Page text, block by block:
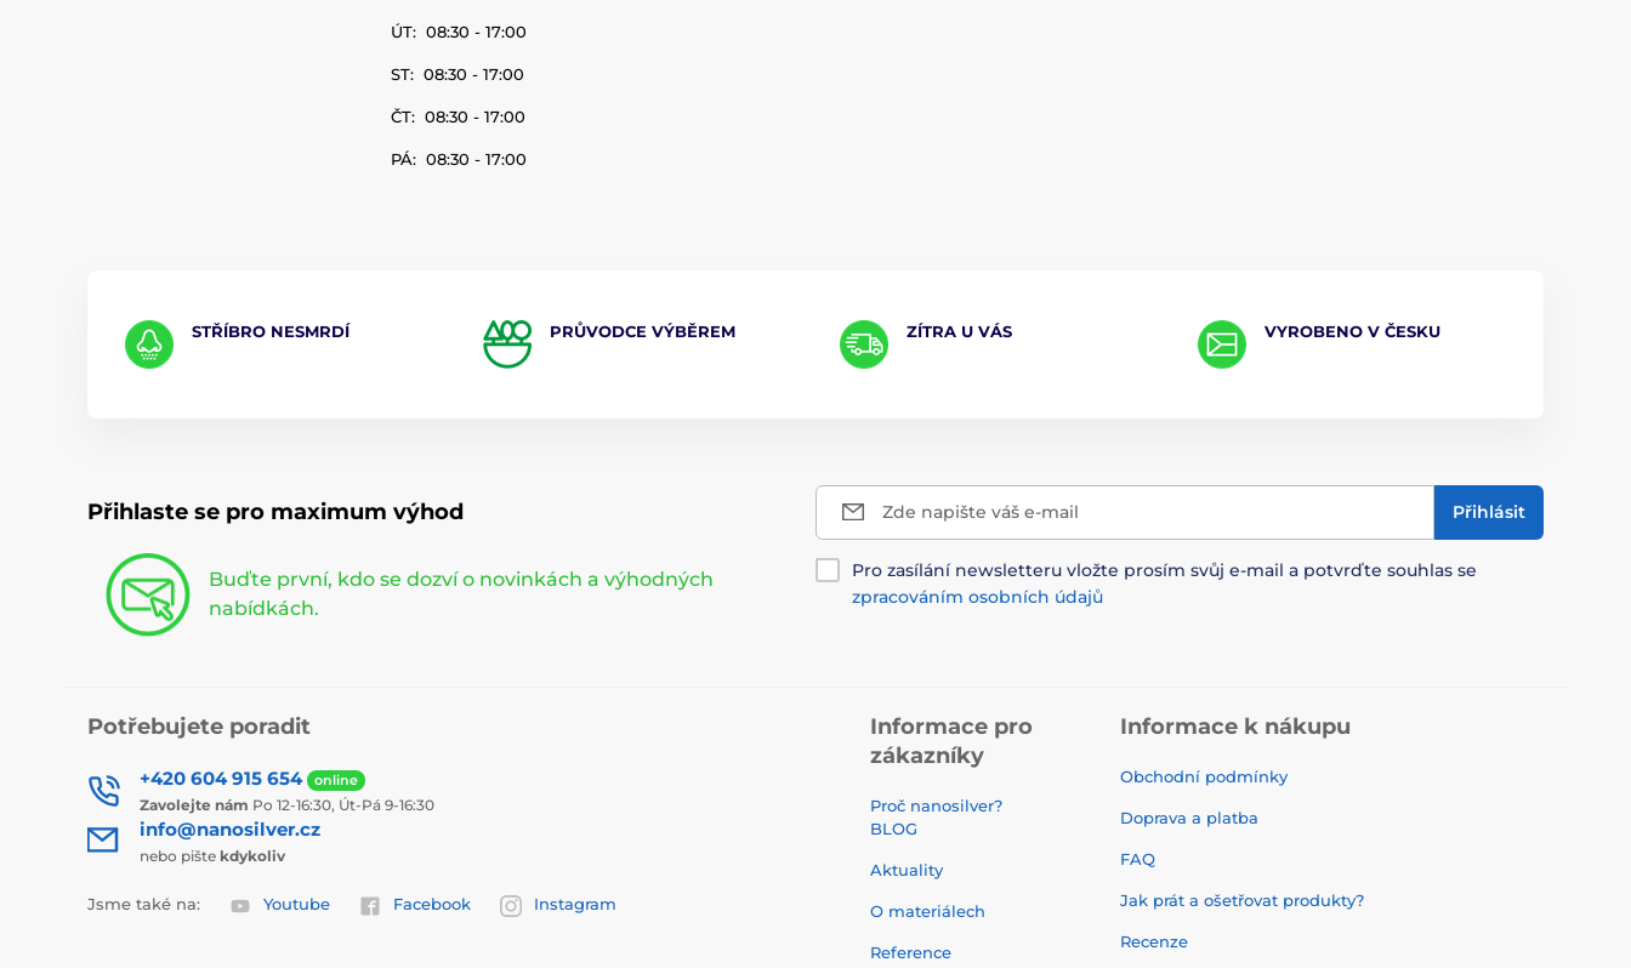
ÚT: 08:30 - 17:00
ST: 08:30 - 17:00
ČT: 08:30 - 17:00
PÁ: 08:30 - 17:00
STŘÍBRO NESMRDÍ PRŮVODCE VÝBĚREM ZÍTRA U VÁS VYROBENO V ČESKU
Přihlaste se pro maximum výhod
Buďte první, kdo se dozví o novinkách a výhodných
nabídkách.
Zde napište váš e-mail Přihlásit
Pro zasílání newsletteru vložte prosím svůj e-mail a potvrďte souhlas se
zpracováním osobních údajů
Potřebujete poradit
+420 604 915 654 online
Zavolejte nám Po 12-16:30, Út-Pá 9-16:30
info@nanosilver.cz
nebo pište kdykoliv
Jsme také na: Youtube Facebook Instagram
Informace pro
zákazníky
Proč nanosilver?
BLOG
Aktuality
O materiálech
Reference
Informace k nákupu
Obchodní podmínky
Doprava a platba
FAQ
Jak prát a ošetřovat produkty?
Recenze